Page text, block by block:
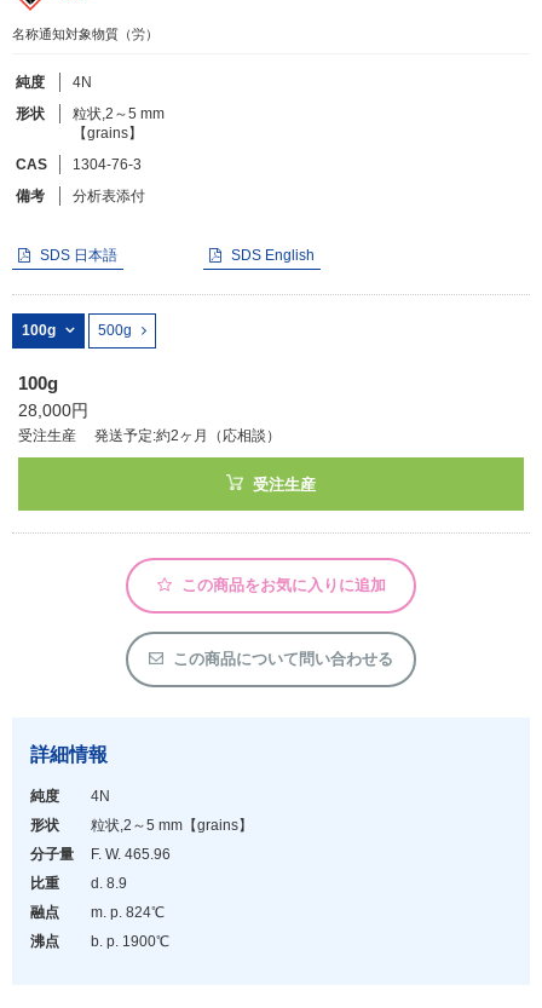
フリーワードで検索
化学式で検索
和名・英名で検索
化合物
アウトレット
化学教材・オリジナルグッズ
名称通知対象物質（労）
純度
4N
形状
粒状,2～5 mm
【grains】
CAS
1304-76-3
備考
分析表添付
SDS 日本語 SDS English
100g 500g
100g
28,000円
受注生産 発送予定:約2ヶ月（応相談）
受注生産
この商品をお気に入りに追加
この商品について問い合わせる
詳細情報
純度
4N
形状
粒状,2～5 mm 【grains】
分子量
F. W. 465.96
比重
d. 8.9
融点
m. p. 824℃
沸点
b. p. 1900℃